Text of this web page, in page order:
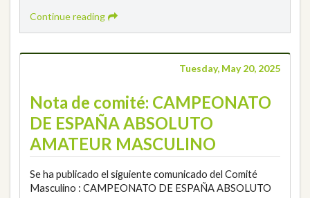
Continue reading
Tuesday, May 20, 2025
Nota de comité: CAMPEONATO
DE ESPAÑA ABSOLUTO
AMATEUR MASCULINO
Se ha publicado el siguiente comunicado del Comité
Masculino : CAMPEONATO DE ESPAÑA ABSOLUTO